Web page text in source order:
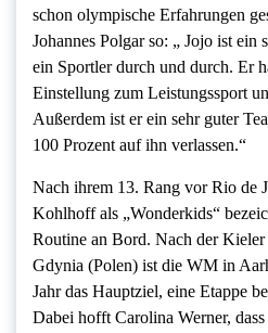
schon olympische Erfahrungen
Johannes Polgar so: „ Jojo ist ein
ein Sportler durch und durch. Er
Einstellung zum Leistungssport
Außerdem ist er ein sehr guter
100 Prozent auf ihn verlassen.“
Nach ihrem 13. Rang vor Rio de
Kohlhoff als „Wonderkids“
Routine an Bord. Nach der
Gdynia (Polen) ist die WM in
Jahr das Hauptziel, eine Etappe
Dabei hofft Carolina Werner,